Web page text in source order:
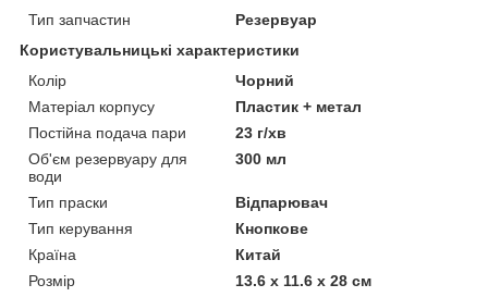
Тип запчастин
Резервуар
Користувальницькі характеристики
Колір
Чорний
Матеріал корпусу
Пластик + метал
Постійна подача пари
23 г/хв
Об'єм резервуару для
води
300 мл
Тип праски
Відпарювач
Тип керування
Кнопкове
Країна
Китай
Розмір
13.6 x 11.6 x 28 см